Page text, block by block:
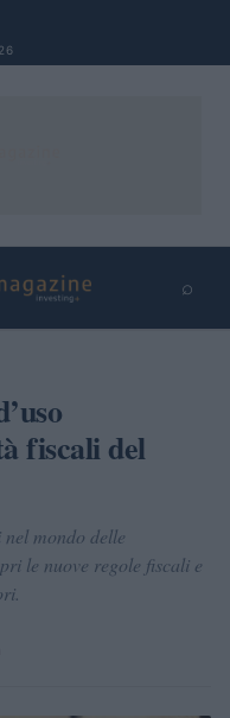
⌕
fiscali del
mondo delle
le nuove regole fiscali e